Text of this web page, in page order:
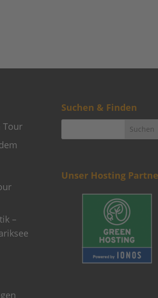
Tour
–
Suchen & Finden
Unser Hosting